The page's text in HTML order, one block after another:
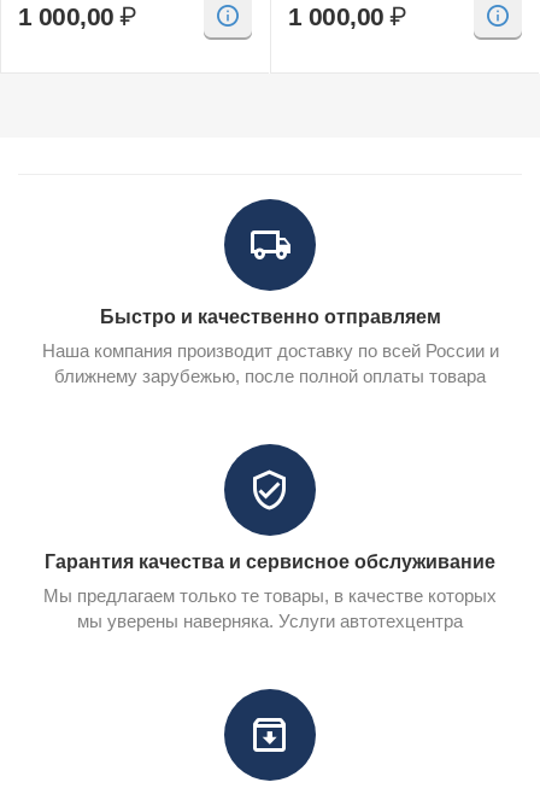
1 000,00 ₽ 1 000,00 ₽
Быстро и качественно отправляем
Наша компания производит доставку по всей России и
ближнему зарубежью, после полной оплаты товара
Гарантия качества и сервисное обслуживание
Мы предлагаем только те товары, в качестве которых
мы уверены наверняка. Услуги автотехцентра